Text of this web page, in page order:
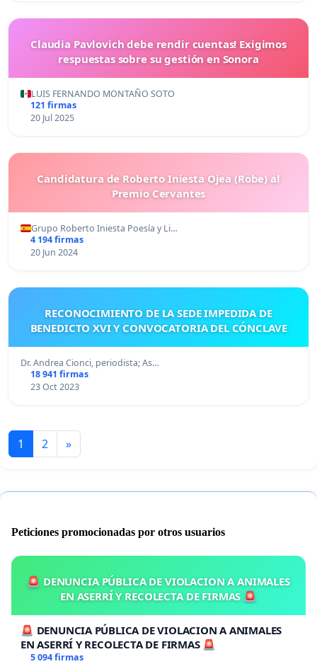
Claudia Pavlovich debe rendir cuentas! Exigimos
respuestas sobre su gestión en Sonora
LUIS FERNANDO MONTAÑO SOTO
121 firmas
20 Jul 2025
Candidatura de Roberto Iniesta Ojea (Robe) al
Premio Cervantes
Grupo Roberto Iniesta Poesía y Li…
4 194 firmas
20 Jun 2024
RECONOCIMIENTO DE LA SEDE IMPEDIDA DE
BENEDICTO XVI Y CONVOCATORIA DEL CÓNCLAVE
Dr. Andrea Cionci, periodista; As…
18 941 firmas
23 Oct 2023
1 2 »
Peticiones promocionadas por otros usuarios
🚨 DENUNCIA PÚBLICA DE VIOLACION A ANIMALES
EN ASERRÍ Y RECOLECTA DE FIRMAS 🚨
🚨 DENUNCIA PÚBLICA DE VIOLACION A ANIMALES
EN ASERRÍ Y RECOLECTA DE FIRMAS 🚨
5 094 firmas